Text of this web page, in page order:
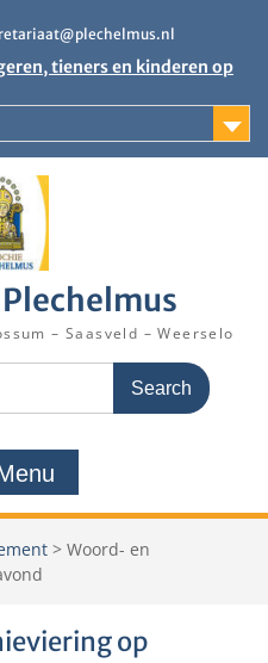
tieners en kinderen op
Pastoor Karel Donders
– Saasveld – Weerselo
> Woord- en
op